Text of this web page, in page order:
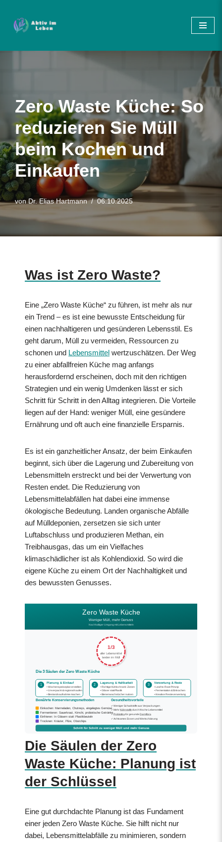
Zum
springen
Zero Waste Küche: So
reduzieren Sie Müll
beim Kochen und
Einkaufen
vonDr. Elias Hartmann 06.10.2025
Was ist Zero Waste?
Eine „Zero Waste Küche“ zu führen, ist mehr als nur
ein Trend – es ist eine bewusste Entscheidung für
einen nachhaltigeren und gesünderen Lebensstil. Es
geht darum, Müll zu vermeiden, Ressourcen zu
schonen und Lebensmittel wertzuschätzen. Der Weg
zu einer abfallfreien Küche mag anfangs
herausfordernd erscheinen, doch mit den richtigen
Strategien und ein wenig Umdenken lässt er sich
Schritt für Schritt in den Alltag integrieren. Die Vorteile
liegen auf der Hand: weniger Müll, eine gesündere
Ernährung und oft auch eine finanzielle Ersparnis.
Es ist ein ganzheitlicher Ansatz, der beim Einkaufen
beginnt, sich über die Lagerung und Zubereitung von
Lebensmitteln erstreckt und bei der Verwertung von
Resten endet. Die Reduzierung von
Lebensmittelabfällen hat dabei eine immense
ökologische Bedeutung. Landen organische Abfälle
auf Mülldeponien, zersetzen sie sich unter
Luftabschluss und produzieren Methan, ein
Treibhausgas, das um ein Vielfaches
klimaschädlicher ist als Kohlendioxid. So wird die
eigene Küche zu einem Ort der Nachhaltigkeit und
des bewussten Genusses.
Zero Waste Küche
Weniger Müll, mehr Genuss
Nachhaltiger Umgang mit Lebensmitteln
1/3
aller Lebensmittel
landen im Müll
Die 3 Säulen der Zero Waste Küche
1 Planung & Einkauf
• Wochenspeiseplan erstellen
• Unverpackt & regional kaufen
• Bestandsaufnahme machen
2 Lagerung & Haltbarkeit
• Richtige Kühlschrank-Zonen
• Gläser statt Plastik
• Bienenwachstücher nutzen
3 Verwertung & Reste
• Leaf-to-Root-Prinzip
• Fermentation & Einkochen
• Kreative Resteverwertung
Bewährte Konservierungsmethoden
Einkochen: Marmeladen, Chutneys, eingelegtes Gemüse
Fermentieren: Sauerkraut, Kimchi, probiotische Getränke
Einfrieren: In Gläsern statt Plastikbeuteln
Trocknen: Kräuter, Pilze, Obstchips
Gesundheitsvorteile
✓ Weniger Schadstoffe aus Verpackungen
✓ MehrNährstoffedurch frische Lebensmittel
✓Probiotikafür gesundeDarmflora
✓ Achtsames Essen und Wertschätzung
Schritt für Schritt zu weniger Müll und mehr Genuss
Die Säulen der Zero
Waste Küche: Planung ist
der Schlüssel
Eine gut durchdachte Planung ist das Fundament
einer jeden Zero Waste Küche. Sie hilft nicht nur
dabei, Lebensmittelabfälle zu minimieren, sondern